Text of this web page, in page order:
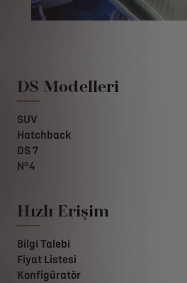
DS Modelleri
SUV
Hatchback
DS 7
N°4
Hızlı Erişim
Bilgi Talebi
Fiyat Listesi
Konfigüratör